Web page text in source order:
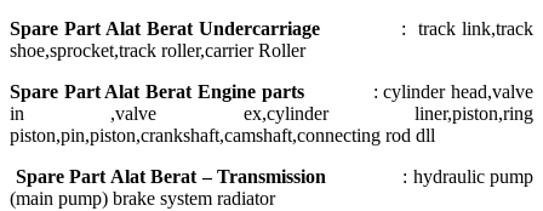
Spare Part Alat Berat Undercarriage
: track link,track
shoe,sprocket,track roller,carrier Roller
Spare Part Alat Berat Engine parts
: cylinder head,valve
in ,valve ex,cylinder liner,piston,ring
piston,pin,piston,crankshaft,camshaft,connecting rod dll
Spare Part Alat Berat – Transmission
: hydraulic pump
(main pump) brake system radiator